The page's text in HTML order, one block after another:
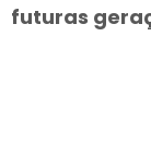
futuras